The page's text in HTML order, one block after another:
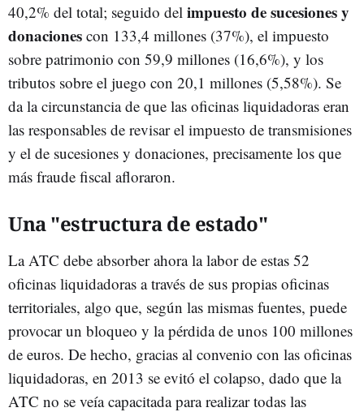
40,2% del total; seguido del impuesto de sucesiones y
donaciones con 133,4 millones (37%), el impuesto
sobre patrimonio con 59,9 millones (16,6%), y los
tributos sobre el juego con 20,1 millones (5,58%). Se
da la circunstancia de que las oficinas liquidadoras eran
las responsables de revisar el impuesto de transmisiones
y el de sucesiones y donaciones, precisamente los que
más fraude fiscal afloraron.
Una "estructura de estado"
La ATC debe absorber ahora la labor de estas 52
oficinas liquidadoras a través de sus propias oficinas
territoriales, algo que, según las mismas fuentes, puede
provocar un bloqueo y la pérdida de unos 100 millones
de euros. De hecho, gracias al convenio con las oficinas
liquidadoras, en 2013 se evitó el colapso, dado que la
ATC no se veía capacitada para realizar todas las